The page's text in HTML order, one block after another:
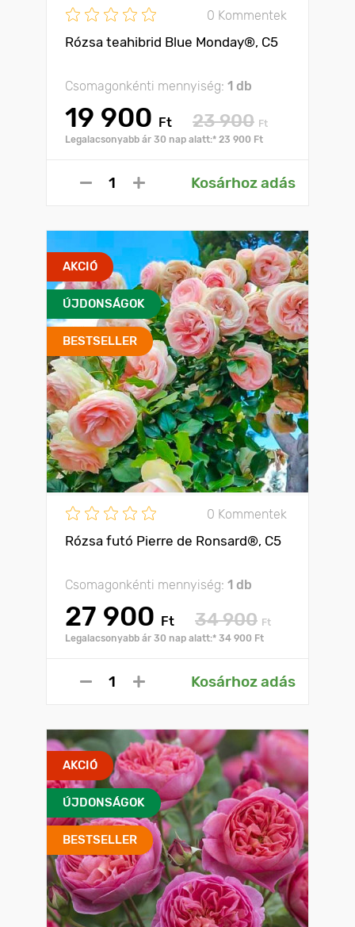
0 Kommentek
Rózsa teahibrid Blue Monday®, C5
Csomagonkénti mennyiség: 1 db
19 900 Ft 23 900 Ft
Legalacsonyabb ár 30 nap alatt:* 23 900 Ft
Kosárhoz adás
AKCIÓ
ÚJDONSÁGOK
BESTSELLER
0 Kommentek
Rózsa futó Pierre de Ronsard®, C5
Csomagonkénti mennyiség: 1 db
27 900 Ft 34 900 Ft
Legalacsonyabb ár 30 nap alatt:* 34 900 Ft
Kosárhoz adás
AKCIÓ
ÚJDONSÁGOK
BESTSELLER